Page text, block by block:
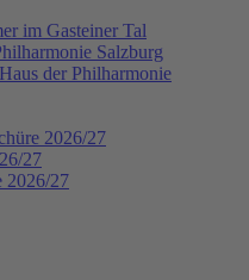
im Gasteiner Tal
Salzburg
der Philharmonie
2026/27
27
2026/27